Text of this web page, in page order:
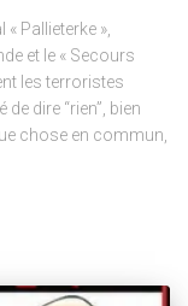
Pallieterke »,
et le « Secours
les terroristes
dire “rien”, bien
chose en commun,